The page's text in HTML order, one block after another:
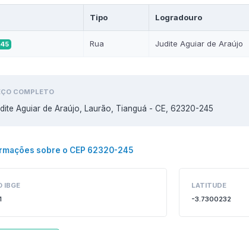
Tipo Logradouro
Rua Judite Aguiar de Araújo
COMPLETO
Aguiar de Araújo, Laurão, Tianguá - CE, 62320-245
sobre o CEP 62320-245
IBGE
LATITUDE
-3.7300232